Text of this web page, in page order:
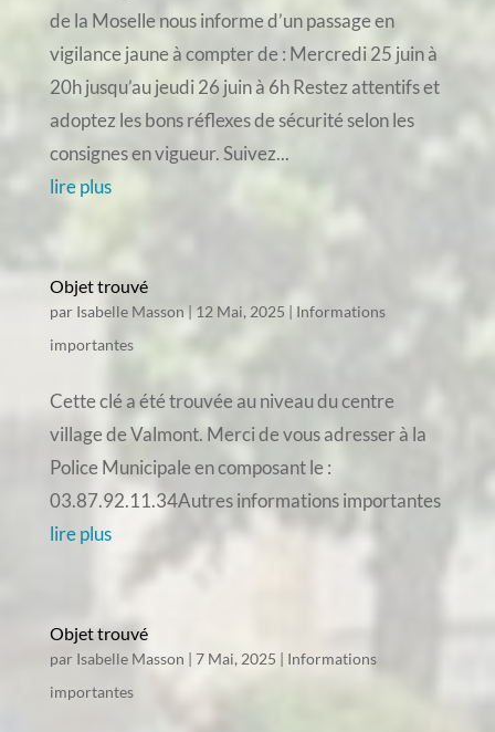
de la Moselle nous informe d’un passage en
vigilance jaune à compter de : Mercredi 25 juin à
20h jusqu’au jeudi 26 juin à 6h Restez attentifs et
adoptez les bons réflexes de sécurité selon les
consignes en vigueur. Suivez...
lire plus
Objet trouvé
par Isabelle Masson| 12 Mai, 2025 | Informations
importantes
Cette clé a été trouvée au niveau du centre
village de Valmont. Merci de vous adresser à la
Police Municipale en composant le :
03.87.92.11.34Autres informations importantes
lire plus
Objet trouvé
par Isabelle Masson | 7 Mai, 2025 | Informations
importantes